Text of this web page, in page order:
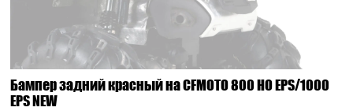
Бампер задний красный на CFMOTO 800 HO EPS/1000
EPS NEW